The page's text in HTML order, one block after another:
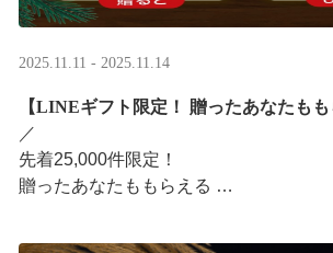
2025.11.11 - 2025.11.14
【LINEギフト限定！ 贈ったあなたもも
／ ​
先着25,000件限定！​
贈ったあなたももらえる ​